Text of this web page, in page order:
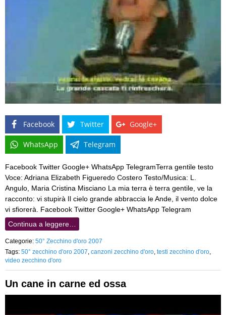
Facebook Twitter Google+
WhatsApp Telegram
Facebook Twitter Google+ WhatsApp TelegramTerra gentile testo
Voce: Adriana Elizabeth Figueredo Costero Testo/Musica: L.
Angulo, Maria Cristina Misciano La mia terra è terra gentile, ve la
racconto: vi stupirà Il cielo grande abbraccia le Ande, il vento dolce
vi sfiorerà. Facebook Twitter Google+ WhatsApp Telegram
Continua a leggere…
Categorie: 50° Zecchino d'oro 2007
Tags: 50° zecchino d'oro 2007 canzoni zecchino d'oro testi zecchino d'oro
video zecchino d'oro
Un cane in carne ed ossa